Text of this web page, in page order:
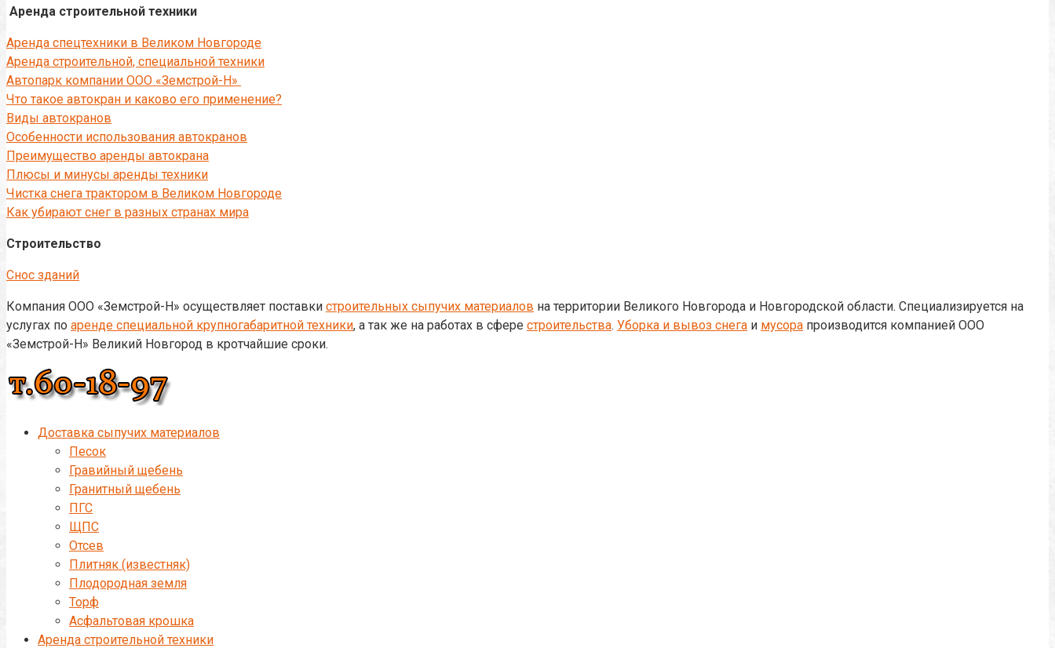
Аренда строительной техники
Аренда спецтехники в Великом Новгороде
Аренда строительной, специальной техники
Автопарк компании ООО «Земстрой-Н»
Что такое автокран и каково его применение?
Виды автокранов
Особенности использования автокранов
Преимущество аренды автокрана
Плюсы и минусы аренды техники
Чистка снега трактором в Великом Новгороде
Как убирают снег в разных странах мира
Строительство
Снос зданий
Компания ООО «Земстрой-Н» осуществляет поставки строительных сыпучих материалов на территории Великого Новгорода и Новгородской области. Специализируется на
услугах по аренде специальной крупногабаритной техники, а так же на работах в сфере строительства. Уборка и вывоз снега и мусора производится компанией ООО
«Земстрой-Н» Великий Новгород в кротчайшие сроки.
Доставка сыпучих материалов
Песок
Гравийный щебень
Гранитный щебень
ПГС
ЩПС
Отсев
Плитняк (известняк)
Плодородная земля
Торф
Асфальтовая крошка
Аренда строительной техники